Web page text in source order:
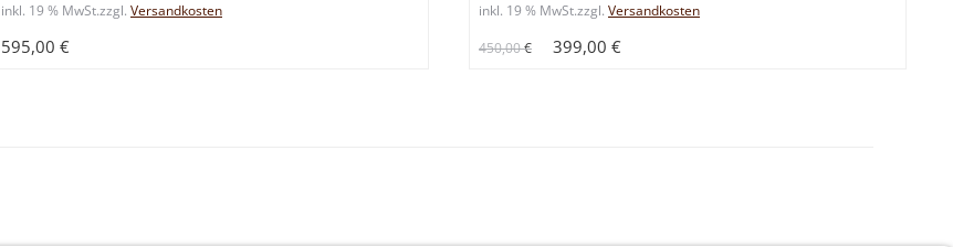
595,00 €
inkl. 19 % MwSt.zzgl. Versandkosten
450,00€
Ursprünglicher
399,00 €Aktueller
inkl. 19 % MwSt.zzgl. Versandkosten